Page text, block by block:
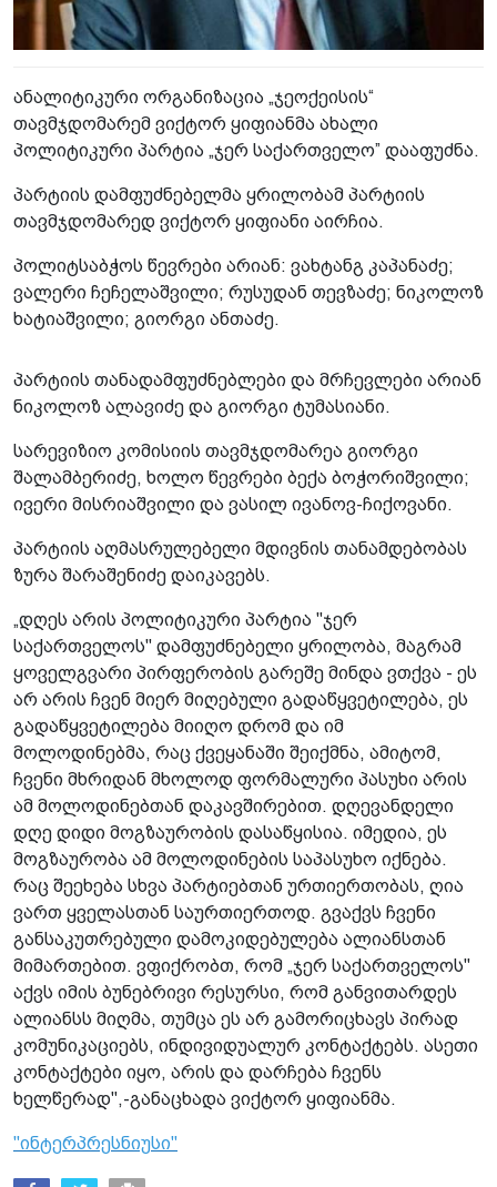
ანალიტიკური ორგანიზაცია „ჯეოქეისის“
თავმჯდომარემ ვიქტორ ყიფიანმა ახალი
პოლიტიკური პარტია „ჯერ საქართველო” დააფუძნა.
პარტიის დამფუძნებელმა ყრილობამ პარტიის
თავმჯდომარედ ვიქტორ ყიფიანი აირჩია.
პოლიტსაბჭოს წევრები არიან: ვახტანგ კაპანაძე;
ვალერი ჩეჩელაშვილი; რუსუდან თევზაძე; ნიკოლოზ
ხატიაშვილი; გიორგი ანთაძე.
პარტიის თანადამფუძნებლები და მრჩევლები არიან
ნიკოლოზ ალავიძე და გიორგი ტუმასიანი.
სარევიზიო კომისიის თავმჯდომარეა გიორგი
შალამბერიძე, ხოლო წევრები ბექა ბოჭორიშვილი;
ივერი მისრიაშვილი და ვასილ ივანოვ-ჩიქოვანი.
პარტიის აღმასრულებელი მდივნის თანამდებობას
ზურა შარაშენიძე დაიკავებს.
„დღეს არის პოლიტიკური პარტია "ჯერ
საქართველოს" დამფუძნებელი ყრილობა, მაგრამ
ყოველგვარი პირფერობის გარეშე მინდა ვთქვა - ეს
არ არის ჩვენ მიერ მიღებული გადაწყვეტილება, ეს
გადაწყვეტილება მიიღო დრომ და იმ
მოლოდინებმა, რაც ქვეყანაში შეიქმნა, ამიტომ,
ჩვენი მხრიდან მხოლოდ ფორმალური პასუხი არის
ამ მოლოდინებთან დაკავშირებით. დღევანდელი
დღე დიდი მოგზაურობის დასაწყისია. იმედია, ეს
მოგზაურობა ამ მოლოდინების საპასუხო იქნება.
რაც შეეხება სხვა პარტიებთან ურთიერთობას, ღია
ვართ ყველასთან საურთიერთოდ. გვაქვს ჩვენი
განსაკუთრებული დამოკიდებულება ალიანსთან
მიმართებით. ვფიქრობთ, რომ „ჯერ საქართველოს"
აქვს იმის ბუნებრივი რესურსი, რომ განვითარდეს
ალიანსს მიღმა, თუმცა ეს არ გამორიცხავს პირად
კომუნიკაციებს, ინდივიდუალურ კონტაქტებს. ასეთი
კონტაქტები იყო, არის და დარჩება ჩვენს
ხელწერად",-განაცხადა ვიქტორ ყიფიანმა.
"ინტერპრესნიუსი"